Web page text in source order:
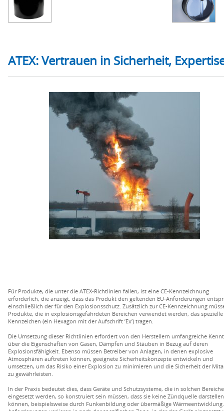
ATEX: Vertrauen in Sicherheit,
Für Produkte, die unter die ATEX-Richtlinien fallen, ist eine CE-Kennzeichnung
erforderlich, die anzeigt, dass das Produkt den geltenden EU-Anforderungen
einschließlich der für den Explosionsschutz. Zusätzlich zur CE-Kennzeichnung
Produkte, die in explosionsgefährdeten Bereichen verwendet werden, das spezielle
Kennzeichen (ein Hexagon mit der Aufschrift ’Ex’) tragen.
Die Umsetzung dieser Richtlinien erfordert von den Herstellern umfangreiche
über die Eigenschaften von Gasen, Dämpfen und Stäuben in Bezug auf deren
Explosionsfähigkeit. Ebenso müssen Betreiber von Anlagen, in denen explosive
Atmosphären auftreten können, geeignete Sicherheitskonzepte entwickeln und
umsetzen, um das Risiko einer Explosion zu minimieren und die Sicherheit der
zu gewährleisten.
In der Praxis bedeutet dies, dass Geräte und Schutzsysteme, die in solchen
eingesetzt werden, so konstruiert sein müssen, dass sie keine Zündquelle darstellen
können, beispielsweise durch Funkenbildung oder übermäßige